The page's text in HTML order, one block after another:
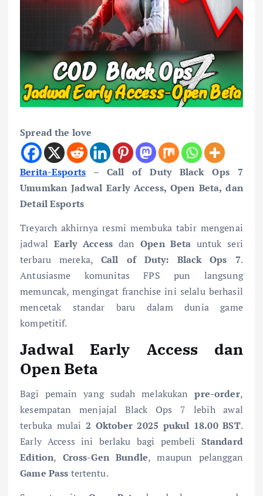
Spread the love
Berita-Esports – Call of Duty Black Ops 7
Umumkan Jadwal Early Access, Open Beta, dan
Detail Esports
Treyarch akhirnya resmi membuka tabir mengenai
jadwal Early Access danOpen Beta untuk seri
terbaru mereka,Call of Duty: Black Ops 7.
Antusiasme komunitas FPS pun langsung
memuncak, mengingat franchise ini selalu berhasil
mencetak standar baru dalam dunia game
kompetitif.
Jadwal Early Access dan
Open Beta
Bagi pemain yang sudah melakukanpre-order,
kesempatan menjajal Black Ops 7 lebih awal
terbuka mulai2 Oktober 2025 pukul 18.00 BST.
Early Access ini berlaku bagi pembeli Standard
Edition, Cross-Gen Bundle, maupun pelanggan
Game Pass tertentu.